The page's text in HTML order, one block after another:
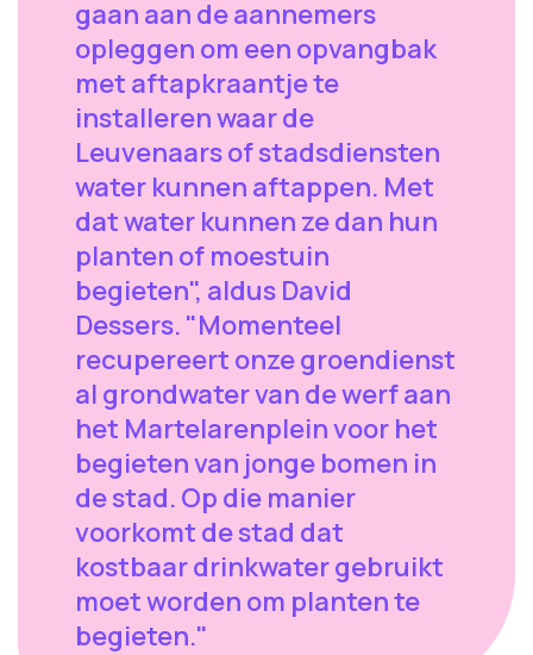
gaan aan de aannemers
opleggen om een opvangbak
met aftapkraantje te
installeren waar de
Leuvenaars of stadsdiensten
water kunnen aftappen. Met
dat water kunnen ze dan hun
planten of moestuin
begieten", aldus David
Dessers. "Momenteel
recupereert onze groendienst
al grondwater van de werf aan
het Martelarenplein voor het
begieten van jonge bomen in
de stad. Op die manier
voorkomt de stad dat
kostbaar drinkwater gebruikt
moet worden om planten te
begieten."